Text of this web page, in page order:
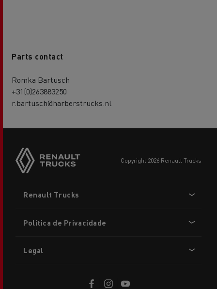
Parts contact
Romka Bartusch
+31(0)263883250
r.bartusch@harberstrucks.nl
copyright 2026 Renault Trucks
menu
Renault Trucks
Política de Privacidade
Legal